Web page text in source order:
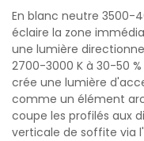
En blanc neutre 3500-
éclaire la zone
une lumière
2700-3000 K à 30-50
crée une lumière
comme un élément
coupe les profilés aux
verticale de soffite via